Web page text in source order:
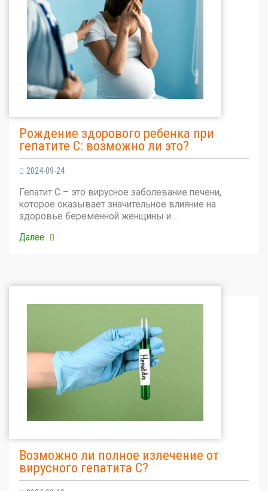
Рождение здорового ребенка при
гепатите С: возможно ли это?
2024-09-24
Гепатит С – это вирусное заболевание печени,
которое оказывает значительное влияние на
здоровье беременной женщины и…
Далее
Возможно ли полное излечение от
вирусного гепатита С?